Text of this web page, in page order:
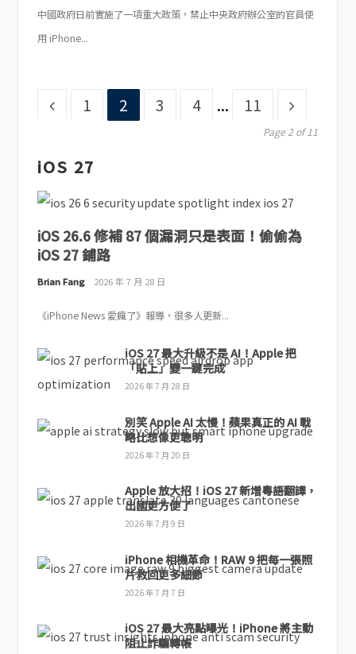
中國政府日前實施了一項重大政策，禁止中央政府辦公室的官員使
用 iPhone...
Page
1 Page
2 Page
3 Page
4 ... Page
11
Page 2 of 11
iOS 27
iOS 26.6 修補 87 個漏洞只是表面！偷偷為
iOS 27 鋪路
Brian Fang 2026 年 7 月 28 日
《iPhone News 愛瘋了》報導，很多人更新...
iOS 27 最大升級不是 AI！Apple 把
「貼上」變一鍵完成
2026 年 7 月 28 日
別笑 Apple AI 太慢！蘋果真正的 AI 戰
略比想像更聰明
2026 年 7 月 20 日
Apple 放大招！iOS 27 新增粵語翻譯，
出國更方便了
2026 年 7 月 9 日
iPhone 相機革命！RAW 9 把每一張照
片救回更多細節
2026 年 7 月 7 日
iOS 27 最大亮點曝光！iPhone 將主動
阻止詐騙轉帳